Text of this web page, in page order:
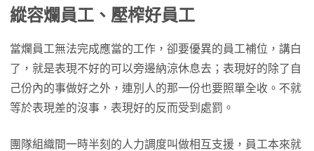
縱容爛員工、壓榨好員工
當爛員工無法完成應當的工作，卻要優異的員工補位，講白
了，就是表現不好的可以旁邊納涼休息去；表現好的除了自
己份內的事做好之外，連別人的那一份也要照單全收。不就
等於表現差的沒事，表現好的反而受到處罰。
團隊組織間一時半刻的人力調度叫做相互支援，員工本來就